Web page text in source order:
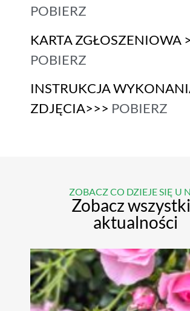
POBIERZ
KARTA ZGŁOSZENIOWA
POBIERZ
INSTRUKCJA
ZDJĘCIA>>> POBIERZ
ZOBACZ CO DZIEJE SIĘ U
Zobacz
aktualności